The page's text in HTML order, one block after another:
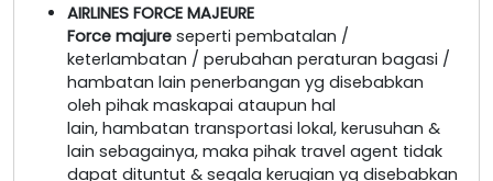
AIRLINES FORCE MAJEURE
Force majure seperti pembatalan /
keterlambatan / perubahan peraturan bagasi /
hambatan lain penerbangan yg disebabkan
oleh pihak maskapai ataupun hal
lain, hambatan transportasi lokal, kerusuhan &
lain sebagainya, maka pihak travel agent tidak
dapat dituntut & segala kerugian yg disebabkan